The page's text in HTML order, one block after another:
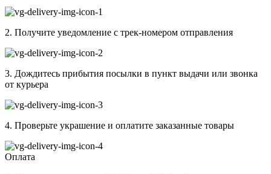
2. Получите уведомление с трек-номером отправления
3. Дождитесь прибытия посылки в пункт выдачи или звонка
от курьера
4. Проверьте украшение и оплатите заказанные товары
Оплата